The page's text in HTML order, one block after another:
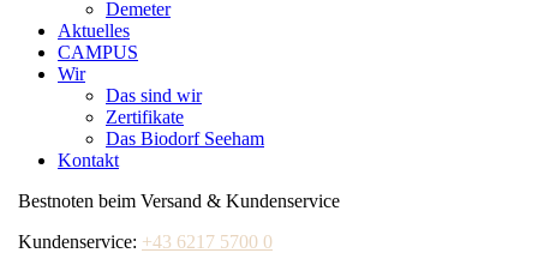
Demeter
Aktuelles
CAMPUS
Wir
Das sind wir
Zertifikate
Das Biodorf Seeham
Kontakt
Bestnoten beim Versand & Kundenservice
Kundenservice: +43 6217 5700 0